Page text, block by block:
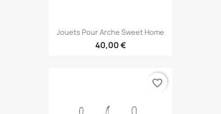
Jouets Pour Arche Sweet Home
40,00 €
favorite_border